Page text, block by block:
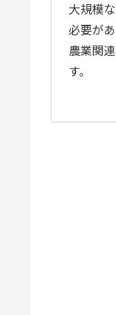
大規模
必要があ
農業関
す。